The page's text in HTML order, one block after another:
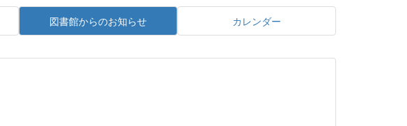
図書館からのお知らせ カレンダー